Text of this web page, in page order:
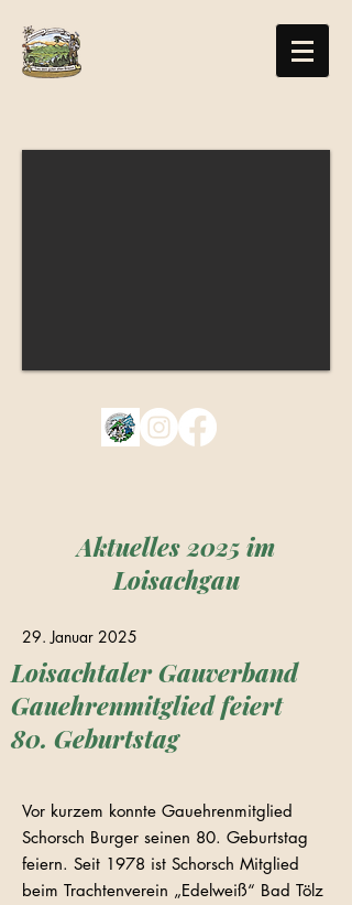
Aktuelles 2025 im
Loisachgau
29. Januar 2025
Loisachtaler Gauverband
Gauehrenmitglied feiert
80. Geburtstag
Vor kurzem konnte Gauehrenmitglied
Schorsch Burger seinen 80. Geburtstag
feiern. Seit 1978 ist Schorsch Mitglied
beim Trachtenverein „Edelweiß“ Bad Tölz